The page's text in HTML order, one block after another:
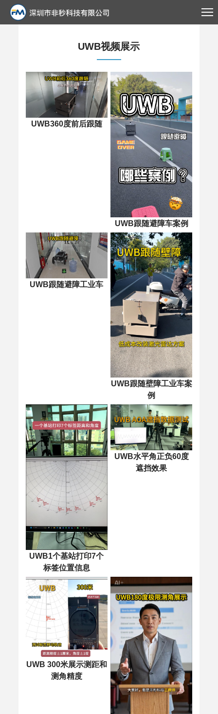
UWB视频展示
UWB360度前后跟随
UWB跟随避障车案例
UWB跟随避障工业车
UWB跟随壁障工业车案
例
UWB1个基站打印7个
标签位置信息
UWB水平角正负60度
遮挡效果
UWB 300米展示测距和
测角精度